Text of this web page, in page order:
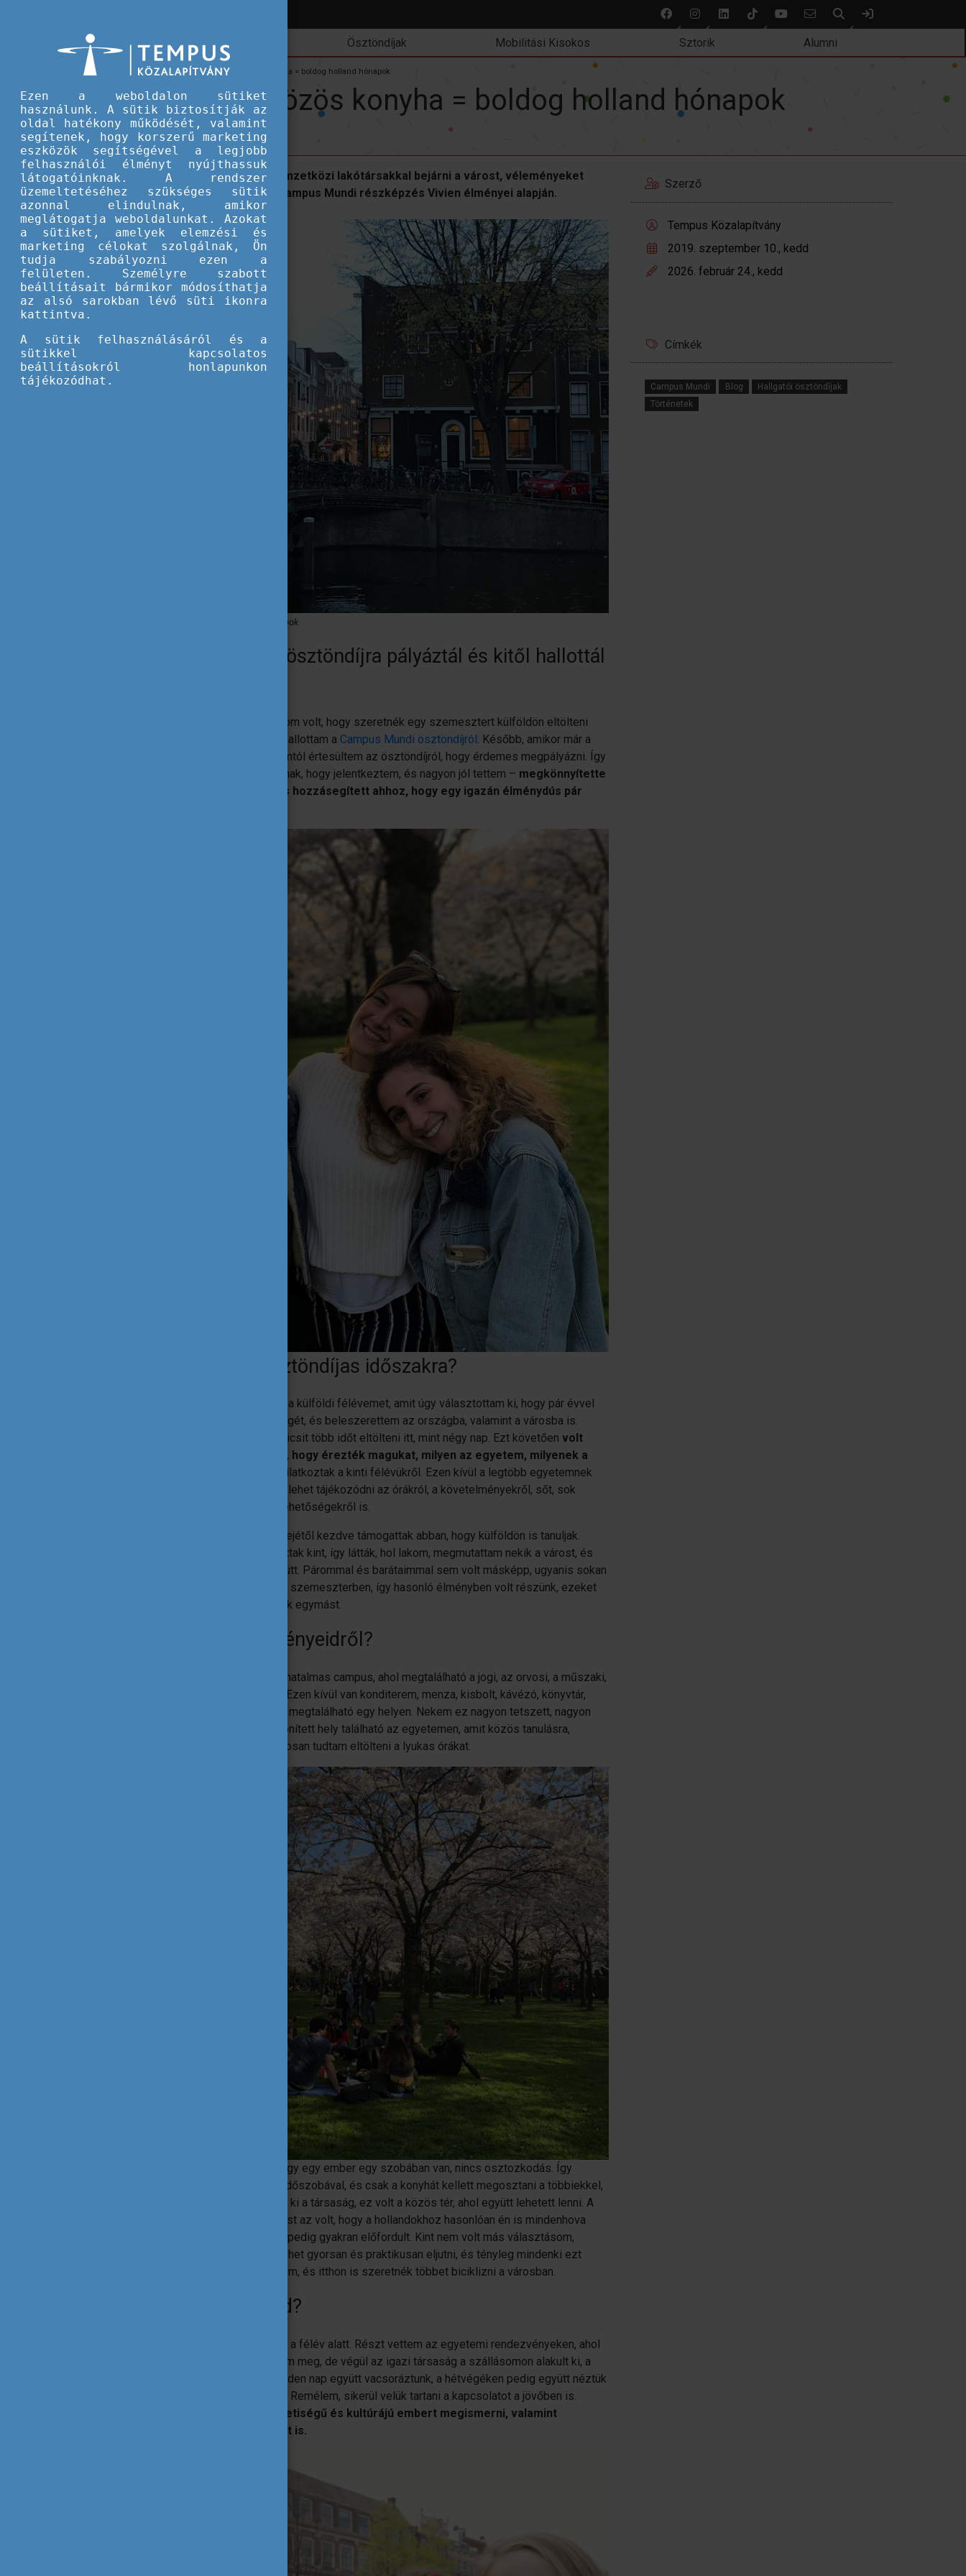
Keresés
Ösztöndíjak Mobilitási Kisokos Sztorik Alumni
Hallgatói ösztöndíjak Saját szoba + közös konyha = boldog holland hónapok
Saját szoba + közös konyha = boldog holland hónapok
Biciklivel közlekedni mindenhová, nemzetközi lakótársakkal bejárni a várost, véleményeket
ütköztetni az egyetemi tanárokkal. Campus Mundi részképzés Vivien élményei alapján.
Saját szoba + közös konyha = boldog holland hónapok
Miért a Campus Mundi ösztöndíjra pályáztál és kitől hallottál
Amióta egyetemre járok, egyértelmű célom volt, hogy szeretnék egy szemesztert külföldön eltölteni
Erasmus+ programmal. Ekkor még nem hallottam a Campus Mundi ösztöndíjról . Később, amikor már a
jelentkezésre készültünk, hallgatótársaimtól értesültem az ösztöndíjról, hogy érdemes megpályázni. Így
nekem elsősorban anyagi okai voltak annak, hogy jelentkeztem, és nagyon jól tettem – megkönnyítette
a külföldi félévem finanszírozását, és hozzásegített ahhoz, hogy egy igazán élménydús pár
Hogyan készültél az ösztöndíjas időszakra?
Hollandiában, Amszterdamban töltöttem a külföldi félévemet, amit úgy választottam ki, hogy pár évvel
ezelőtt eltöltöttem ott egy hosszú hétvégét, és beleszerettem az országba, valamint a városba is.
Akkor tudtam, hogy egyszer szeretnék kicsit több időt eltölteni itt, mint négy nap. Ezt követően volt
ösztöndíjasokkal beszélgettem arról, hogy érezték magukat, milyen az egyetem, milyenek a
Mind nagyon pozitívan nyilatkoztak a kinti félévükről. Ezen kívül a legtöbb egyetemnek
nagyon jó honlapja van, ahol részletesen lehet tájékozódni az órákról, a követelményekről, sőt, sok
esetben még a kollégiumról, és egyéb lehetőségekről is.
Szüleimmel nagy szerencsém van, az elejétől kezdve támogattak abban, hogy külföldön is tanuljak.
Persze hiányoztam nekik, de meglátogattak kint, így látták, hol lakom, megmutattam nekik a várost, és
egy nagyon jó hétvégét töltöttünk el együtt. Párommal és barátaimmal sem volt másképp, ugyanis sokan
közülük szintén külföldön voltak abban a szemeszterben, így hasonló élményben volt részünk, ezeket
meg tudtuk beszélni és meg is látogattuk egymást.
Mesélnél a kinti körülményeidről?
Amszterdamban a Vrije Universiteit egy hatalmas campus, ahol megtalálható a jogi, az orvosi, a műszaki,
a pszichológia kar és még sorolhatnám. Ezen kívül van konditerem, menza, kisbolt, kávézó, könyvtár,
mintha egy külön kisváros lenne, minden megtalálható egy helyen. Nekem ez nagyon tetszett, nagyon
praktikus volt. Ezen kívül rengeteg elkülönített hely található az egyetemen, amit közös tanulásra,
projektmunkákra alakítottak ki, így hasznosan tudtam eltölteni a lyukas órákat.
Hollandiában az az alap követelmény, hogy egy ember egy szobában van, nincs osztozkodás. Így
megvolt a saját kis birodalmam, saját fürdőszobával, és csak a konyhát kellett megosztani a többiekkel,
de ennek külön örültem, hiszen itt alakult ki a társaság, ez volt a közös tér, ahol együtt lehetett lenni. A
legnagyobb változás Budapesthez képest az volt, hogy a hollandokhoz hasonlóan én is mindenhova
biciklivel jártam, ha esett, ha fújt – és ez pedig gyakran előfordult. Kint nem volt más választásom,
hiszen a legtöbb helyre csak biciklivel lehet gyorsan és praktikusan eljutni, és tényleg mindenki ezt
használja. A végére nagyon megszerettem, és itthon is szeretnék többet biciklizni a városban.
Sikerült barátokra lelned?
Nagyon jó, összetartó társaság alakult ki a félév alatt. Részt vettem az egyetemi rendezvényeken, ahol
sok kedves, barátságos embert ismertem meg, de végül az igazi társaság a szállásomon alakult ki, a
lakótársaimmal lettem nagyon jóban. Minden nap együtt vacsoráztunk, a hétvégéken pedig együtt néztük
meg a várost, és együtt jártunk bulizni is. Remélem, sikerül velük tartani a kapcsolatot a jövőben is.
Nagyon érdekes volt különféle nemzetiségű és kultúrájú embert megismerni, valamint
megismertetni velük az én kultúrámat is.
Szerző
Tempus Közalapítvány
2019. szeptember 10., kedd
2026. február 24., kedd
Címkék
Campus Mundi Blog
Hallgatói ösztöndíjak
Történetek
Ezen a weboldalon sütiket
használunk. A sütik biztosítják az
oldal hatékony működését, valamint
segítenek, hogy korszerű marketing
eszközök segítségével a legjobb
felhasználói élményt nyújthassuk
látogatóinknak. A rendszer
üzemeltetéséhez szükséges sütik
azonnal elindulnak, amikor
meglátogatja weboldalunkat. Azokat
a sütiket, amelyek elemzési és
marketing célokat szolgálnak, Ön
tudja szabályozni ezen a
felületen. Személyre szabott
beállításait bármikor módosíthatja
az alsó sarokban lévő süti ikonra
kattintva.
A sütik felhasználásáról és a
sütikkel kapcsolatos
beállításokról honlapunkon
tájékozódhat.